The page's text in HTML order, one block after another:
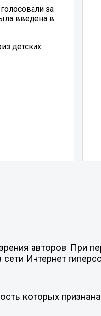
за
введена в
детских
авторов. При
Интернет
которых